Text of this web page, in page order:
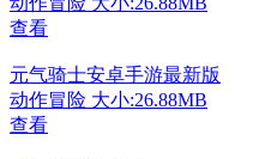
查看
元气骑士安卓手游最新版
动作冒险 大小:26.88MB
查看